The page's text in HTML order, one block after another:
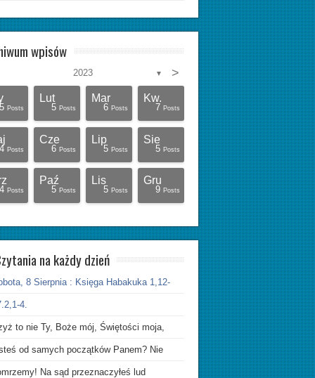
wpisów
2023 ▼ >
Posts
Lut
5 Posts
Mar
6 Posts
Kw.
7 Posts
Posts
Cze
6 Posts
Lip
5 Posts
Sie
5 Posts
Posts
Paź
5 Posts
Lis
5 Posts
Gru
9 Posts
na każdy dzień
8 Sierpnia : Księga Habakuka 1,12-
4.
to nie Ty, Boże mój, Świętości moja,
od samych początków Panem? Nie
Na sąd przeznaczyłeś lud